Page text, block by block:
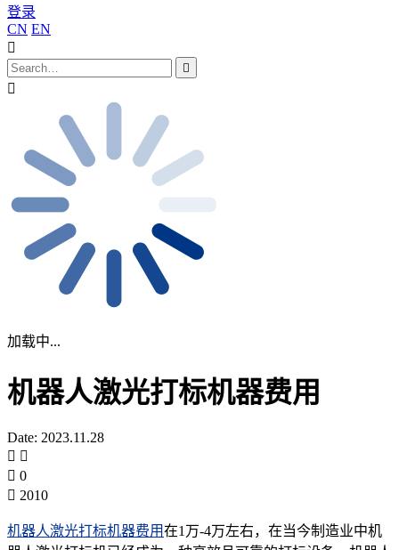
登录
CN EN
加载中...
机器人激光打标机器费用
Date: 2023.11.28
0
2010
机器人激光打标机器费用在1万-4万左右，在当今制造业中机